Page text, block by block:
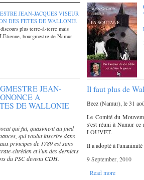
JEAN-JACQUES VISEUR
DES FETES DE WALLONIE
plus terre-à-terre mais
bourgmestre de Namur
JEAN-
A
DE WALLONIE
qui fut, quasiment au pied
qui voulut inscrire dans
principes de 1789 est sans
chrétien et l'un des derniers
du PSC devenu CDH.
Il faut plus de
Beez (Namur), le 31
Le Comité du
s'est réuni à Namur ce
LOUVET.
Il a adopté à
9 September, 2010
Read more